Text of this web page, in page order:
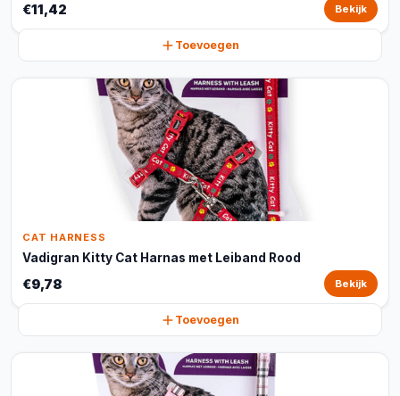
€11,42 Bekijk
Toevoegen
CAT HARNESS
Vadigran Kitty Cat Harnas met Leiband Rood
€9,78 Bekijk
Toevoegen